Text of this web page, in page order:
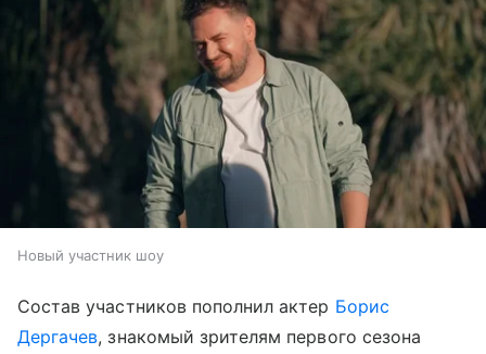
Новый участник шоу
Состав участников пополнил актер Борис
Дергачев, знакомый зрителям первого сезона